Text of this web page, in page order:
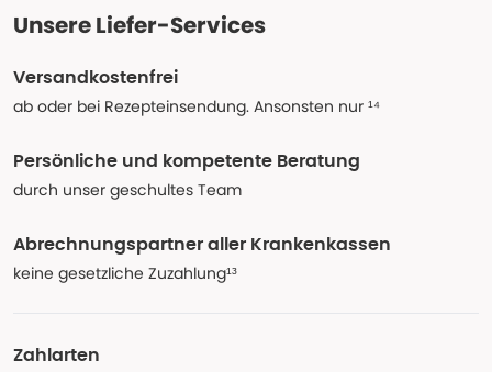
Unsere Liefer-Services
Versandkostenfrei
ab oder bei Rezepteinsendung. Ansonsten nur ¹⁴
Persönliche und kompetente Beratung
durch unser geschultes Team
Abrechnungspartner aller Krankenkassen
keine gesetzliche Zuzahlung¹³
Zahlarten